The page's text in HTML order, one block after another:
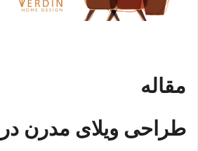
مقاله
طراحی ویلای مدرن